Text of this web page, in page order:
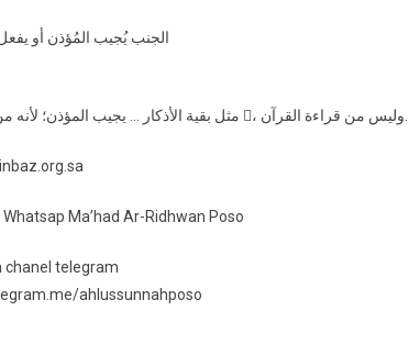
الجنب يُجيب المُؤذن أو
مثل بقية الأذكار … يجيب المؤذن؛ لأنه من ذكر الله ، وليس من قراءة القرآن.
Whatsap Ma’had Ar-Ridhwan Poso
chanel telegram
ahlussunnahposo